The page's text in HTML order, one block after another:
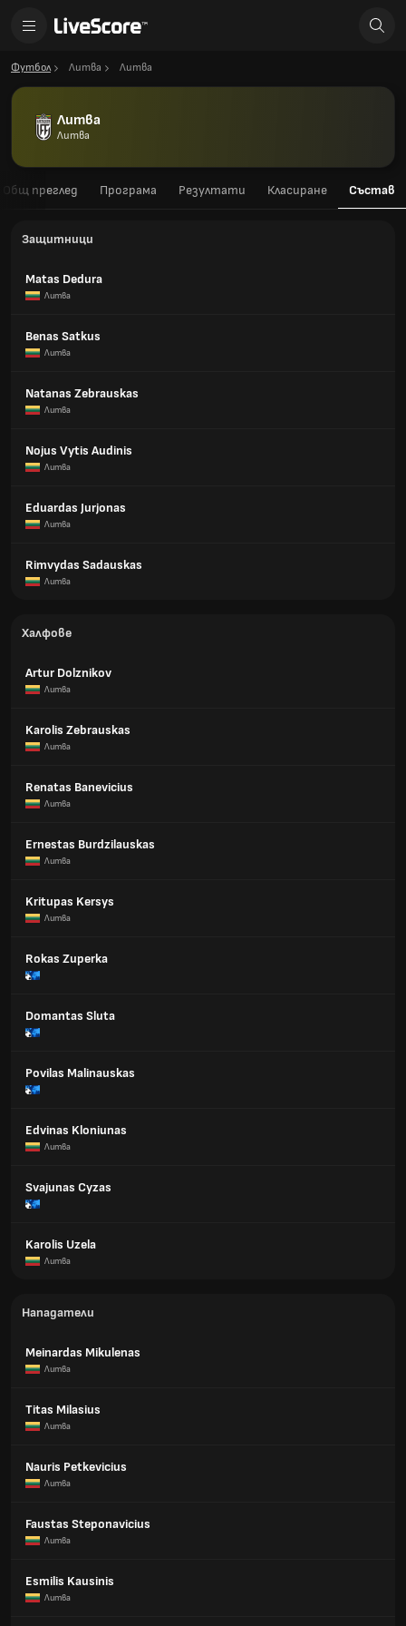
Футбол Литва Литва
Литва
Литва
Общ преглед Програма Резултати Класиране Състав
Защитници
Matas Dedura
Литва
Benas Satkus
Литва
Natanas Zebrauskas
Литва
Nojus Vytis Audinis
Литва
Eduardas Jurjonas
Литва
Rimvydas Sadauskas
Литва
Халфове
Artur Dolznikov
Литва
Karolis Zebrauskas
Литва
Renatas Banevicius
Литва
Ernestas Burdzilauskas
Литва
Kritupas Kersys
Литва
Rokas Zuperka
Domantas Sluta
Povilas Malinauskas
Edvinas Kloniunas
Литва
Svajunas Cyzas
Karolis Uzela
Литва
Нападатели
Meinardas Mikulenas
Литва
Titas Milasius
Литва
Nauris Petkevicius
Литва
Faustas Steponavicius
Литва
Esmilis Kausinis
Литва